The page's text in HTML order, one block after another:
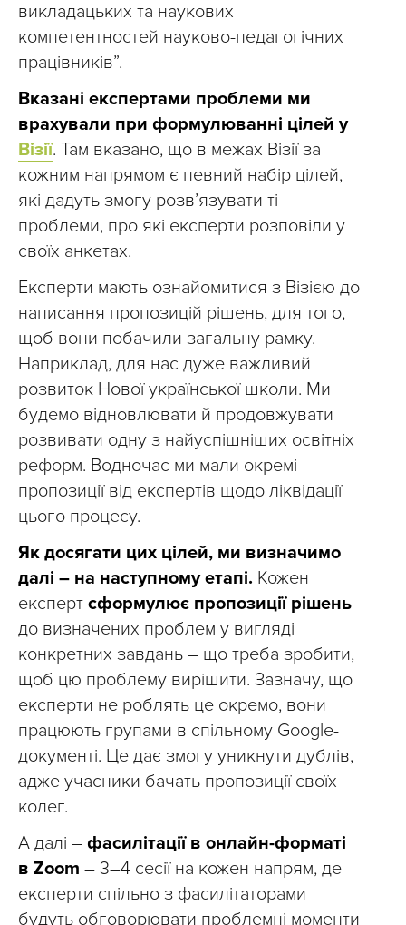
викладацьких та наукових
компетентностей науково-педагогічних
працівників”.
Вказані експертами проблеми ми
врахували при формулюванні цілей у
Візії. Там вказано, що в межах Візії за
кожним напрямом є певний набір цілей,
які дадуть змогу розв’язувати ті
проблеми, про які експерти розповіли у
своїх анкетах.
Експерти мають ознайомитися з Візією до
написання пропозицій рішень, для того,
щоб вони побачили загальну рамку.
Наприклад, для нас дуже важливий
розвиток Нової української школи. Ми
будемо відновлювати й продовжувати
розвивати одну з найуспішніших освітніх
реформ. Водночас ми мали окремі
пропозиції від експертів щодо ліквідації
цього процесу.
Як досягати цих цілей, ми визначимо
далі – на наступному етапі. Кожен
експерт сформулює пропозиції рішень
до визначених проблем у вигляді
конкретних завдань – що треба зробити,
щоб цю проблему вирішити. Зазначу, що
експерти не роблять це окремо, вони
працюють групами в спільному Google-
документі. Це дає змогу уникнути дублів,
адже учасники бачать пропозиції своїх
колег.
А далі – фасилітації в онлайн-форматі
в Zoom – 3–4 сесії на кожен напрям, де
експерти спільно з фасилітаторами
будуть обговорювати проблемні моменти